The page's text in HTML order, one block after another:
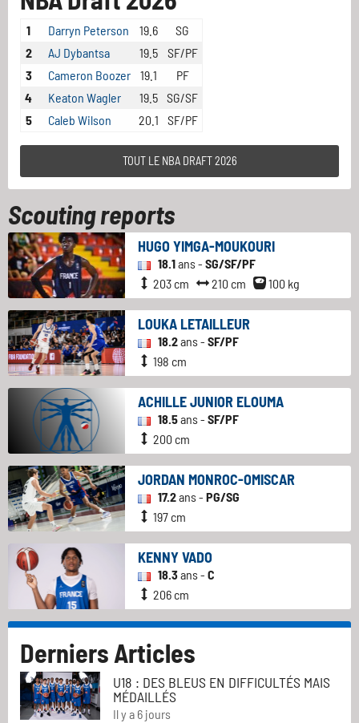
1 Darryn Peterson 19.6
SG
2
AJ Dybantsa 19.5
SF/PF
3
Cameron Boozer 19.1
PF
4
Keaton Wagler 19.5 SG/SF
5
Caleb Wilson 20.1 SF/PF
TOUT LE NBA DRAFT 2026
Scouting reports
HUGO YIMGA-MOUKOURI
18.1ans - SG/SF/PF
203 cm
210 cm 100 kg
LOUKA LETAILLEUR
18.2ans - SF/PF
198 cm
ACHILLE JUNIOR ELOUMA
18.5ans - SF/PF
200 cm
JORDAN MONROC-OMISCAR
17.2ans - PG/SG
197 cm
KENNY VADO
18.3ans - C
206 cm
Derniers Articles
U18 : DES BLEUS EN DIFFICULTÉS MAIS
MÉDAILLÉS
Il y a 6 jours